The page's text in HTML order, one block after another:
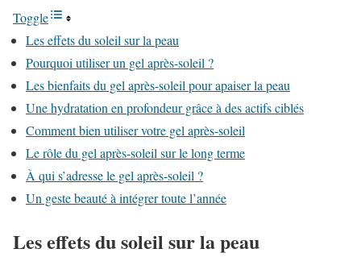
Toggle
Les effets du soleil sur la peau
Pourquoi utiliser un gel après-soleil ?
Les bienfaits du gel après-soleil pour apaiser la peau
Une hydratation en profondeur grâce à des actifs ciblés
Comment bien utiliser votre gel après-soleil
Le rôle du gel après-soleil sur le long terme
À qui s’adresse le gel après-soleil ?
Un geste beauté à intégrer toute l’année
Les effets du soleil sur la peau